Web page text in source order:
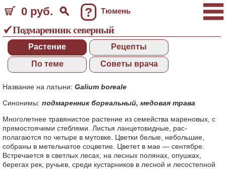
0 руб. ? Тюмень
Подмаренник северный
Растение
Рецепты
По теме
Советы врача
Название на латыни: Galium boreale
Синонимы: подмаренник бореальный, медовая трава
Многолетнее травянистое растение из семейства мареновых, с
прямостоячими стеблями. Листья ланцетовидные, рас-
полагаются по четыре в мутовке. Цветки белые, небольшие,
собраны в метельчатое соцветие. Цветет в мае — сентябре.
Встречается в светлых лесах, на лесных полянах, опушках,
берегах рек, ручьев, среди кустарников в лесной и лесостепной